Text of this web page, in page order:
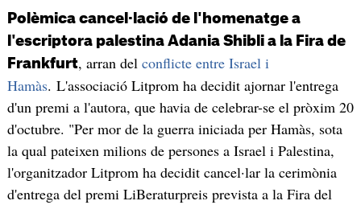
Polèmica cancel·lació de l'homenatge a
l'escriptora palestina Adania Shibli a la Fira de
Frankfurt, arran del conflicte entre Israel i
Hamàs. L'associació Litprom ha decidit ajornar l'entrega
d'un premi a l'autora, que havia de celebrar-se el pròxim 20
d'octubre. "Per mor de la guerra iniciada per Hamàs, sota
la qual pateixen milions de persones a Israel i Palestina,
l'organitzador Litprom ha decidit cancel·lar la cerimònia
d'entrega del premi LiBeraturpreis prevista a la Fira del